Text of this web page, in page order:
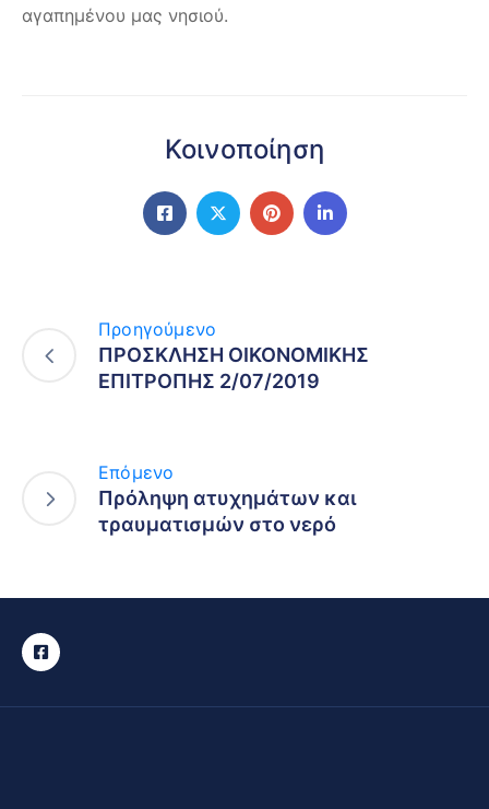
αγαπημένου μας νησιού.
Κοινοποίηση
Προηγούμενο
ΠΡΟΣΚΛΗΣΗ ΟΙΚΟΝΟΜΙΚΗΣ
ΕΠΙΤΡΟΠΗΣ 2/07/2019
Επόμενο
Πρόληψη ατυχημάτων και
τραυματισμών στο νερό